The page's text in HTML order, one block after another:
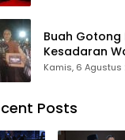
Buah Gotong
Kesadaran
Patte’ne
Kamis, 6 Agustus
Posts